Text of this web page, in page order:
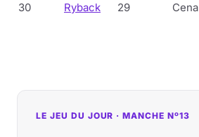
30 Ryback 29 Cena
LE JEU DU JOUR · MANCHE Nº13